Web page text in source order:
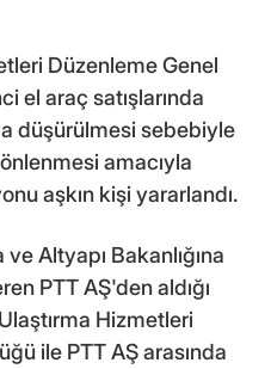
Düzenleme Genel
el araç satışlarında
düşürülmesi sebebiyle
amacıyla
aşkın kişi yararlandı.
Altyapı Bakanlığına
PTT AŞ'den aldığı
Hizmetleri
ile PTT AŞ arasında